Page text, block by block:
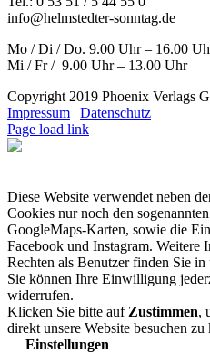
info@helmstedter-sonntag.de
Mo / Di / Do. 9.00 Uhr – 16.00
Mi / Fr / 9.00 Uhr – 13.00 Uhr
Copyright 2019 Phoenix Verlags
Impressum
Datenschutz
Page load link
Diese Website verwendet neben
Cookies nur noch den
GoogleMaps-Karten, sowie die
Facebook und Instagram. Weitere
Rechten als Benutzer finden Sie in
Sie können Ihre Einwilligung
widerrufen.
Klicken Sie bitte aufZustimmen,
direkt unsere Website besuchen zu
Einstellungen